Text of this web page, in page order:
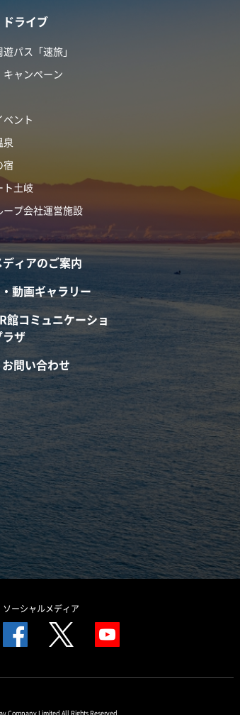
ライブ
パス「速旅」
ャンペーン
ベント
泉
宿
ト土岐
ープ会社運営施設
ィアのご案内
動画ギャラリー
館コミュニケーショ
ラザ
問い合わせ
ソーシャルメディア